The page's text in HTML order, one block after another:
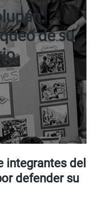
de su
integrantes del
defender su